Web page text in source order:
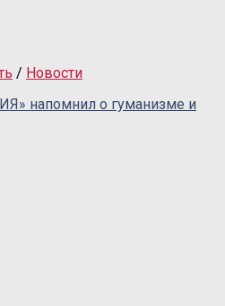
/ Новости
напомнил о гуманизме и